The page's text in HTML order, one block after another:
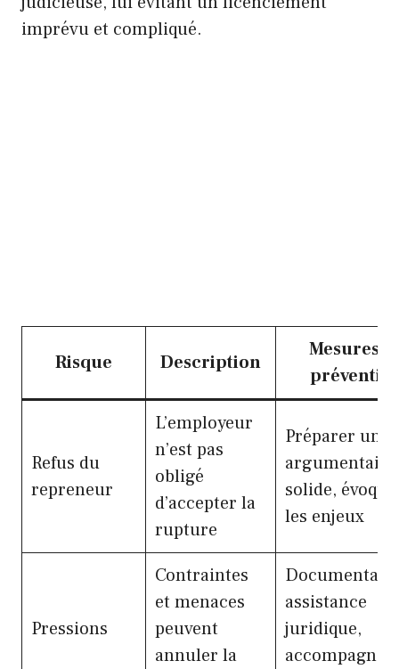
imprévu et compliqué.
Risque Description
Mesures
Refus du
repreneur
L’employeur
n’est pas
obligé
d’accepter la
rupture
Préparer un
argumentaire
solide,
les enjeux
Pressions
Contraintes
et menaces
peuvent
annuler la
assistance
juridique,